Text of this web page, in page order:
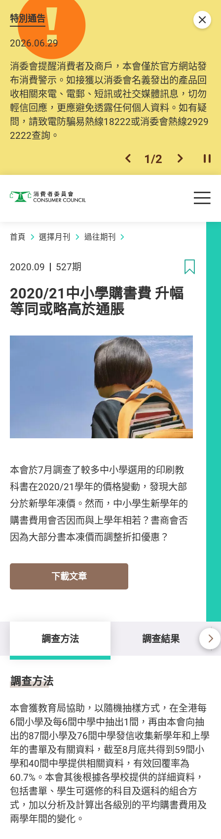
特別通告
2026.06.29
消委會提醒消費者及商戶，本會僅於官方網站發
布消費警示。如接獲以消委會名義發出的產品回
收相關來電、電郵、短訊或社交媒體訊息，切勿
輕信回應，更應避免透露任何個人資料。如有疑
問，請致電防騙易熱線18222或消委會熱線2929
2222查詢。
上一個
1/2 下一個開
關閉
消費者委員會 目
首頁 選擇月刊 過往期刊
2020.09 527期
2020/21中小學購書費 升幅
等同或略高於通脹
本會於7月調查了較多中小學選用的印刷教
科書在2020/21學年的價格變動，發現大部
分於新學年凍價。然而，中小學生新學年的
購書費用會否因而與上學年相若？書商會否
因為大部分書本凍價而調整折扣優惠？
下載文章
調查方法 調查結果
調查方法
調查方法
本會獲教育局協助，以隨機抽樣方式，在全港每
6間小學及每6間中學中抽出1間，再由本會向抽
出的87間小學及76間中學發信收集新學年和上學
年的書單及有關資料，截至8月底共得到59間小
學和40間中學提供相關資料，有效回覆率為
60.7%。本會其後根據各學校提供的詳細資料，
包括書單、學生可選修的科目及選科的組合方
式，加以分析及計算出各級別的平均購書費用及
兩學年間的變化。